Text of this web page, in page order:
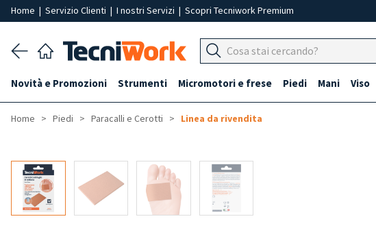
Home | Servizio Clienti | I nostri Servizi | Scopri Tecniwork Premium
Novità e Promozioni Strumenti Micromotori e frese Piedi Mani Viso
Home Piedi Paracalli e Cerotti Linea da rivendita